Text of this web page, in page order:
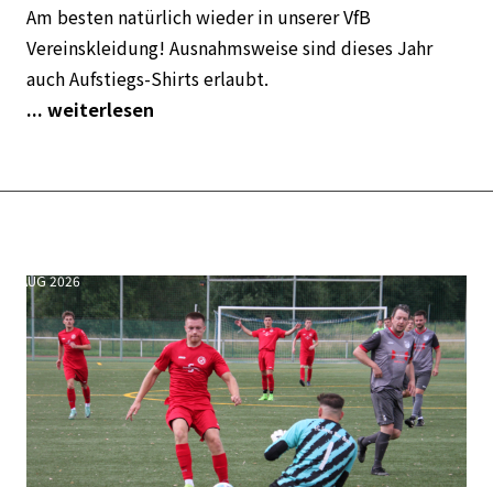
Am besten natürlich wieder in unserer VfB
Vereinskleidung! Ausnahmsweise sind dieses Jahr
auch Aufstiegs-Shirts erlaubt.
... weiterlesen
AUG 2026